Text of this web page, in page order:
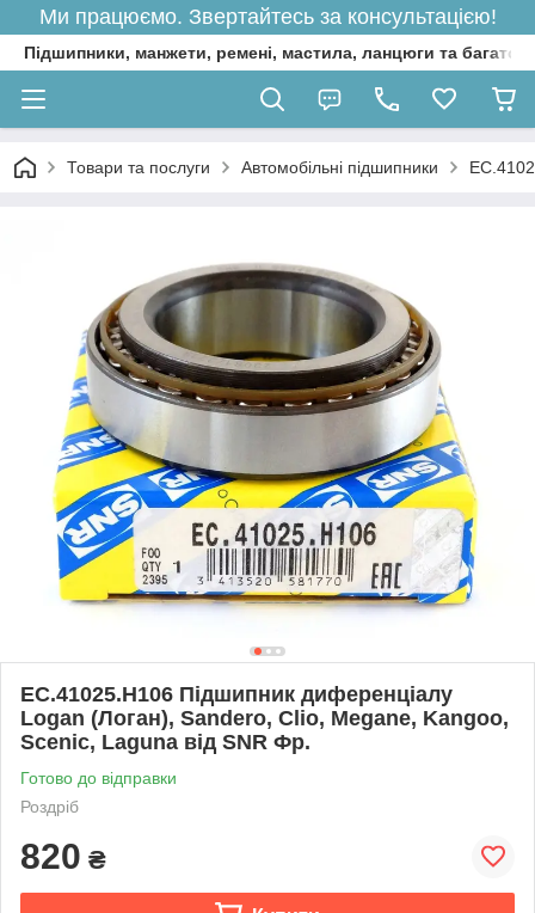
Ми працюємо. Звертайтесь за консультацією!
Підшипники, манжети, ремені, мастила, ланцюги та багато
Товари та послуги Автомобільні підшипники
EC.41025.H106 Підшипник диференціалу
Logan (Логан), Sandero, Clio, Megane, Kangoo,
Scenic, Laguna від SNR Фр.
Готово до відправки
Роздріб
820 ₴